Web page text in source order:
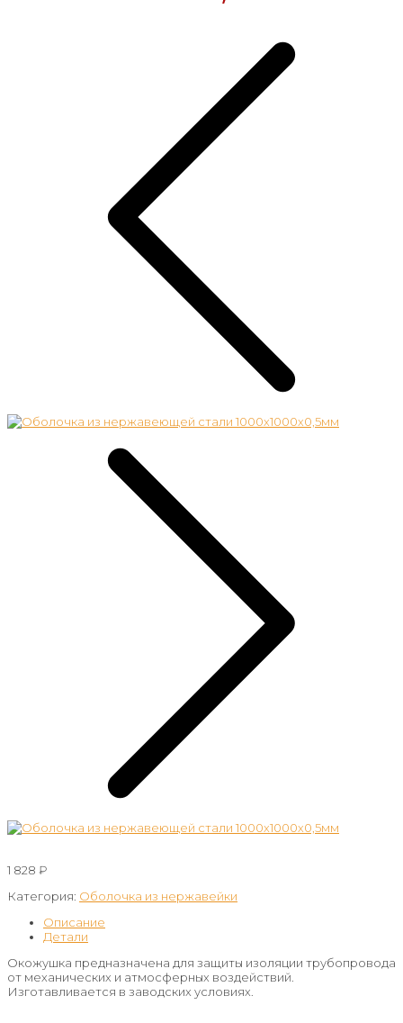
1 828 ₽
Категория: Оболочка из нержавейки
Описание
Детали
Окожушка предназначена для защиты изоляции трубопровода
от механических и атмосферных воздействий.
Изготавливается в заводских условиях.